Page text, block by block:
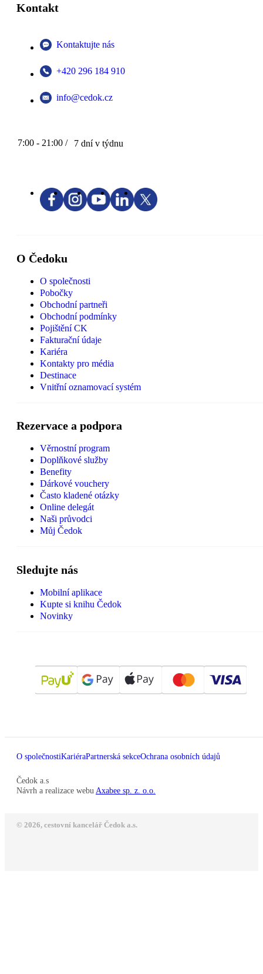
Kontakt
Kontaktujte nás
+420 296 184 910
info@cedok.cz
7:00 - 21:00 / 7 dní v týdnu
O Čedoku
O společnosti
Pobočky
Obchodní partneři
Obchodní podmínky
Pojištění CK
Fakturační údaje
Kariéra
Kontakty pro média
Destinace
Vnitřní oznamovací systém
Rezervace a podpora
Věrnostní program
Doplňkové služby
Benefity
Dárkové vouchery
Často kladené otázky
Online delegát
Naši průvodci
Můj Čedok
Sledujte nás
Mobilní aplikace
Kupte si knihu Čedok
Novinky
O společnostiKariéraPartnerská sekceOchrana osobních údajů
Čedok a.s
Návrh a realizace webu Axabee sp. z. o.o.
© 2026, cestovní kancelář Čedok a.s.